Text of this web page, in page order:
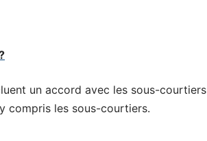
un accord avec les sous-courtiers
compris les sous-courtiers.